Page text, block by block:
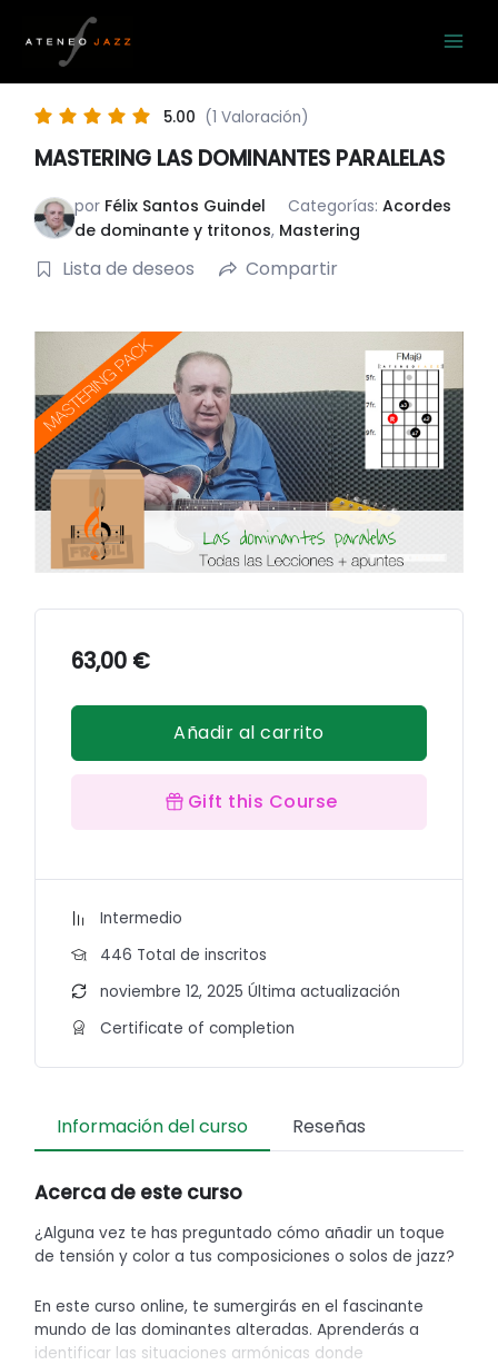
contenido
5.00 (1 Valoración)
MASTERING LAS DOMINANTES PARALELAS
por Félix Santos Guindel Categorías:Acordes
de dominante y tritonos, Mastering
Lista de deseos Compartir
63,00 €
Añadir al carrito
Gift this Course
Intermedio
446 TotaI de inscritos
noviembre 12, 2025 Última actualización
Certificate of completion
Información del curso Reseñas
Acerca de este curso
¿Alguna vez te has preguntado cómo añadir un toque
de tensión y color a tus composiciones o solos de jazz?
En este curso online, te sumergirás en el fascinante
mundo de las dominantes alteradas. Aprenderás a
identificar las situaciones armónicas donde